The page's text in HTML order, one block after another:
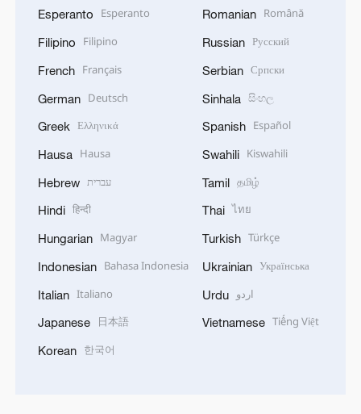
Esperanto Esperanto
Filipino Filipino
French Français
German Deutsch
Greek Ελληνικά
Hausa Hausa
Hebrew עברית
Hindi हिन्दी
Hungarian Magyar
Indonesian Bahasa Indonesia
Italian Italiano
Japanese 日本語
Korean 한국어
Romanian Română
Russian Русский
Serbian Српски
Sinhala සිංහල
Spanish Español
Swahili Kiswahili
Tamil தமிழ்
Thai ไทย
Turkish Türkçe
Ukrainian Українська
Urdu اردو
Vietnamese Tiếng Việt